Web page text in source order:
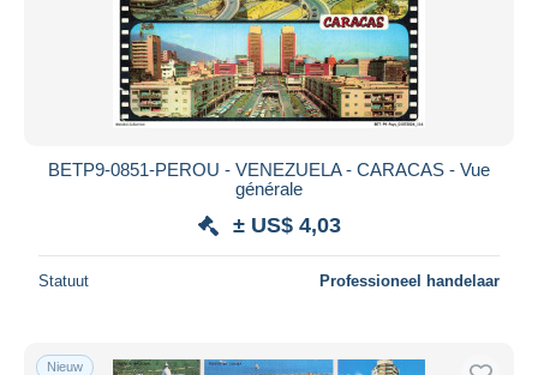
BETP9-0851-PEROU - VENEZUELA - CARACAS - Vue
générale
± US$ 4,03
Statuut Professioneel handelaar
Nieuw